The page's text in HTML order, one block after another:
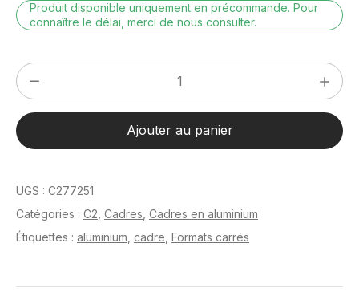
Produit disponible uniquement en précommande. Pour
connaître le délai, merci de nous consulter.
quantité
de
C2
Gris
brossé
70
x
Ajouter au panier
UGS : C277251
Catégories : C2 Cadres Cadres en aluminium
Étiquettes : aluminium cadre Formats carrés